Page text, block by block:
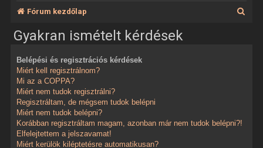
Fórum kezdőlap
Gyakran ismételt kérdések
Belépési és regisztrációs kérdések
Miért kell regisztrálnom?
Mi az a COPPA?
Miért nem tudok regisztrálni?
Regisztráltam, de mégsem tudok belépni
Miért nem tudok belépni?
Korábban regisztráltam magam, azonban már nem tudok belépni?!
Elfelejtettem a jelszavamat!
Miért kerülök kiléptetésre automatikusan?